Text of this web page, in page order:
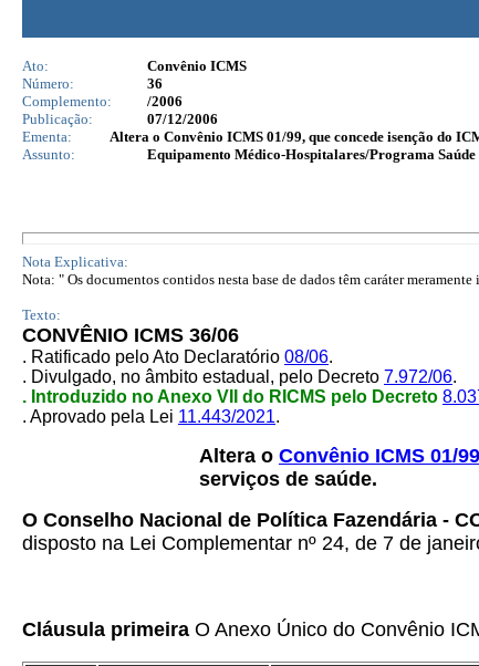
Ato:
Convênio ICMS
Número:
36
Complemento:
/2006
Publicação:
07/12/2006
Ementa:
Altera o Convênio ICMS 01/99, que concede isenção do
Assunto:
Equipamento Médico-Hospitalares/Programa Saúde
Nota Explicativa:
Nota: " Os documentos contidos nesta base de dados têm caráter
Texto:
CONVÊNIO ICMS 36/06
. Ratificado pelo Ato Declaratório 08/06.
. Divulgado, no âmbito estadual, pelo Decreto 7.972/06.
. Introduzido no Anexo VII do RICMS pelo Decreto
. Aprovado pela Lei 11.443/2021.
Altera o Convênio ICMS 01/99
serviços de saúde.
O Conselho Nacional de Política Fazendária -
disposto na Lei Complementar nº 24, de 7 de
Cláusula primeira O Anexo Único do Convênio